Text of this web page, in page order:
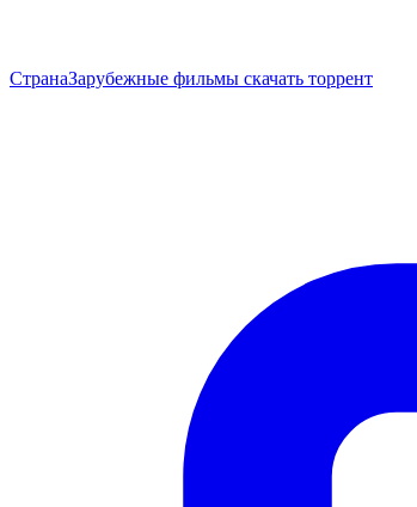
СтранаЗарубежные фильмы скачать торрент